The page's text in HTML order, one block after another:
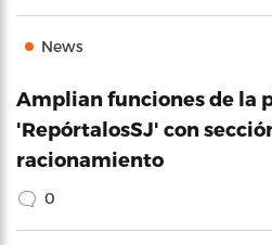
News
Amplian funciones de la
'RepórtalosSJ' con
racionamiento
0